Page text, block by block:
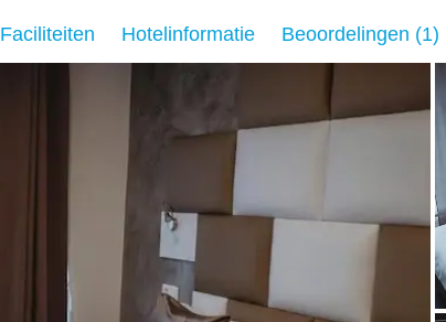
Faciliteiten Hotelinformatie Beoordelingen (1)